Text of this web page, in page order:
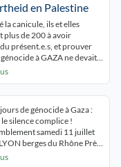
en Palestine
la canicule, ils et elles
plus de 200 à avoir
présent.e.s, et prouver
à GAZA ne devait
oublié ! Ils et elles
se sont montré solidaires
réprimés pour leur
au peuple […]
de génocide à Gaza :
silence complice !
samedi 11 juillet
berges du Rhône Près
lyonnais.es ont tenu à